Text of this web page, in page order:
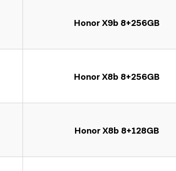
Honor X9b 8+256GB
Honor X8b 8+256GB
Honor X8b 8+128GB